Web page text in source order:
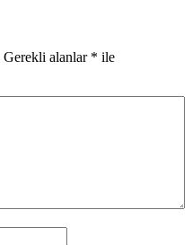
Gerekli alanlar * ile